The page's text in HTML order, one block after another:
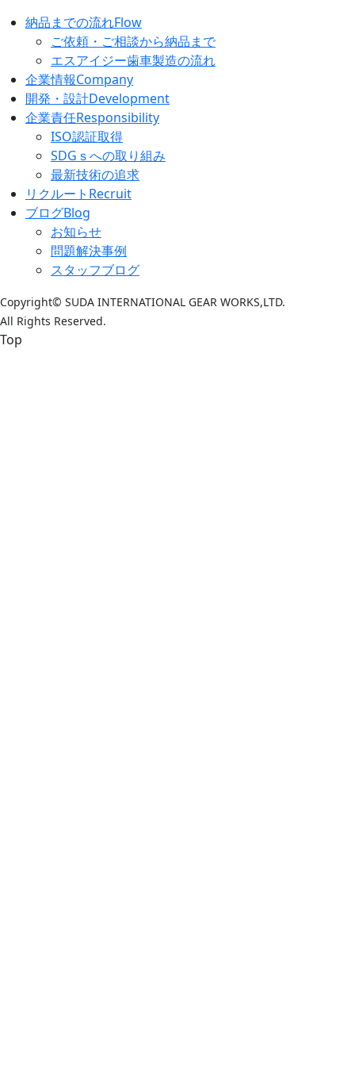
納品までの流れFlow
ご依頼・ご相談から納品まで
エスアイジー歯車製造の流れ
企業情報Company
開発・設計Development
企業責任Responsibility
ISO認証取得
SDGｓへの取り組み
最新技術の追求
リクルート Recruit
ブログBlog
お知らせ
問題解決事例
スタッフブログ
Copyright© SUDA INTERNATIONAL GEAR WORKS,LTD.
All Rights Reserved.
Top